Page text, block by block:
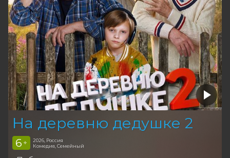
На деревню дедушке 2
6 +
2026, Россия
Комедия, Семейный